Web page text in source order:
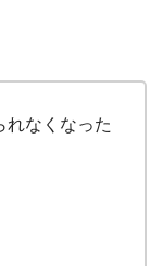
れなくなった